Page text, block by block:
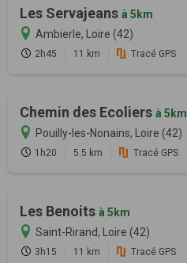
Les Servajeans à 5km
Ambierle, Loire (42)
2h45 11 km Tracé GPS
Chemin des Ecoliers à 5km
Pouilly-les-Nonains, Loire (42)
1h20 5.5 km Tracé GPS
Les Benoits à 5km
Saint-Rirand, Loire (42)
3h15 11 km Tracé GPS